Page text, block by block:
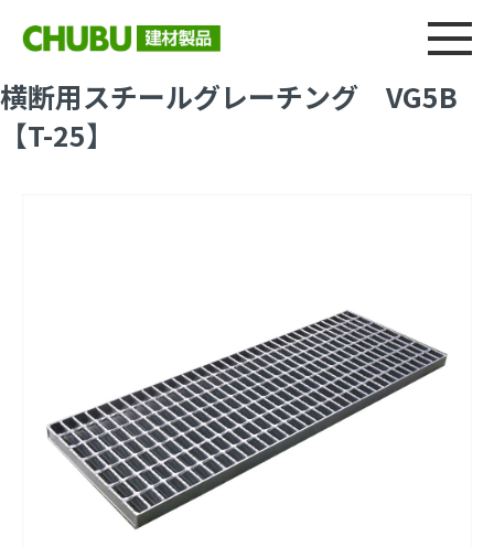
総合
横断用スチールグレーチング VG5B
【T-25】